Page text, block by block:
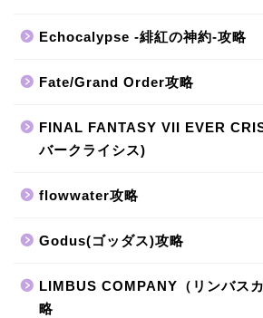
Echocalypse -緋紅の神約-攻略
Fate/Grand Order攻略
FINAL FANTASY VII EVER
バークライシス)
flowwater攻略
Godus(ゴッダス)攻略
LIMBUS COMPANY（リンバス
略